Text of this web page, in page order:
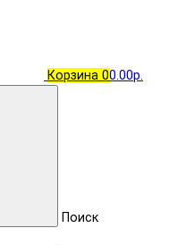
Корзина 00.00р.
Поиск